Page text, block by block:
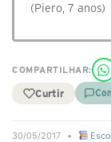
(Piero, 7 anos)
COMPARTILHAR:
Curtir
30/05/2017 •